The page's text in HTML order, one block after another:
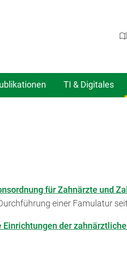
TI & Digitales
für Zahnärzte und
einer Famulatur
der